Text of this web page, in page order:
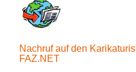
Nachruf auf den
FAZ.NET